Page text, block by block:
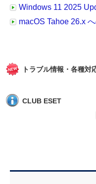
Windows 11 2025
macOS Tahoe 26.x
トラブル情報・各種対
CLUB ESET